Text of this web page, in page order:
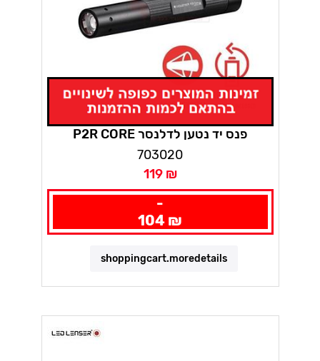
P2R CORE פנס יד נטען לדלנסר
703020
119 ₪
-
104 ₪
shoppingcart.moredetails